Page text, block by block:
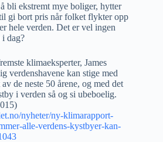
bli ekstremt mye boliger, hytter
gi bort pris når folket flykter opp
hele verden. Det er vel ingen
dag?
klimaeksperter, James
verdenshavene kan stige med
de neste 50 årene, og med det
i verden så og si ubeboelig.
nyheter/ny-klimarapport-
alle-verdens-kystbyer-kan-